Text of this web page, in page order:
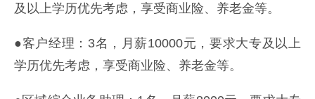
及以上学历优先考虑，享受商业险、养老金等。
●客户经理：3名，月薪10000元，要求大专及以上
学历优先考虑，享受商业险、养老金等。